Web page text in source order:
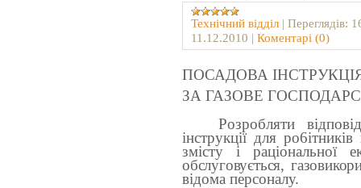
Технічний відділ | Переглядів:
11.12.2010 | Коментарі (0)
ПОСАДОВА
ЗА ГАЗОВЕ
Розробляти
інструкції для
змісту і раціональної
обслуговується,
відома персоналу.